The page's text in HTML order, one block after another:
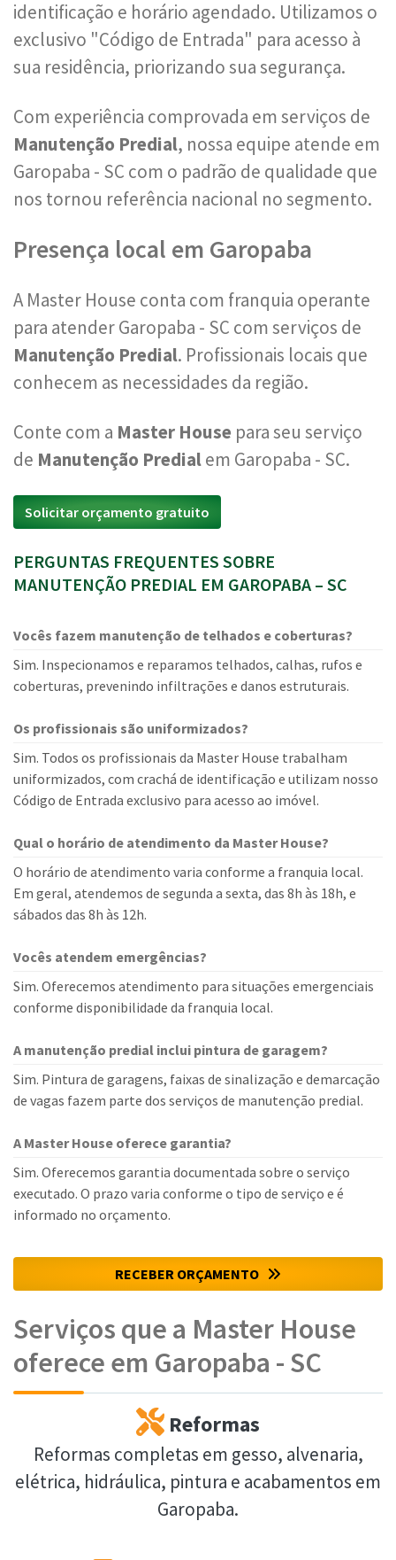
identificação e horário agendado. Utilizamos o
exclusivo "Código de Entrada" para acesso à
sua residência, priorizando sua segurança.
Com experiência comprovada em serviços de
Manutenção Predial, nossa equipe atende em
Garopaba - SC com o padrão de qualidade que
nos tornou referência nacional no segmento.
Presença local em Garopaba
A Master House conta com franquia operante
para atender Garopaba - SC com serviços de
Manutenção Predial. Profissionais locais que
conhecem as necessidades da região.
Conte com a Master House para seu serviço
de Manutenção Predialem Garopaba - SC.
Solicitar orçamento gratuito
PERGUNTAS FREQUENTES SOBRE
MANUTENÇÃO PREDIAL EM GAROPABA – SC
Vocês fazem manutenção de telhados e coberturas?
Sim. Inspecionamos e reparamos telhados, calhas, rufos e
coberturas, prevenindo infiltrações e danos estruturais.
Os profissionais são uniformizados?
Sim. Todos os profissionais da Master House trabalham
uniformizados, com crachá de identificação e utilizam nosso
Código de Entrada exclusivo para acesso ao imóvel.
Qual o horário de atendimento da Master House?
O horário de atendimento varia conforme a franquia local.
Em geral, atendemos de segunda a sexta, das 8h às 18h, e
sábados das 8h às 12h.
Vocês atendem emergências?
Sim. Oferecemos atendimento para situações emergenciais
conforme disponibilidade da franquia local.
A manutenção predial inclui pintura de garagem?
Sim. Pintura de garagens, faixas de sinalização e demarcação
de vagas fazem parte dos serviços de manutenção predial.
A Master House oferece garantia?
Sim. Oferecemos garantia documentada sobre o serviço
executado. O prazo varia conforme o tipo de serviço e é
informado no orçamento.
RECEBER ORÇAMENTO
Serviços que a Master House
oferece em Garopaba - SC
Reformas
Reformas completas em gesso, alvenaria,
elétrica, hidráulica, pintura e acabamentos em
Garopaba.